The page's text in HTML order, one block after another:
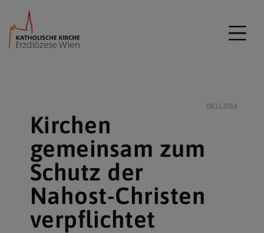
08.11.2014
Kirchen
gemeinsam zum
Schutz der
Nahost-Christen
verpflichtet